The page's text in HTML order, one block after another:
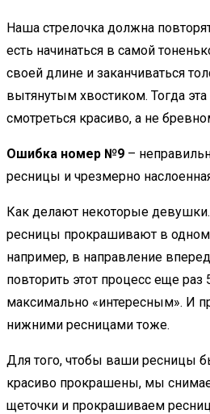
Наша стрелочка должна
есть начинаться в самой
своей длине и заканчиваться
вытянутым хвостиком. Тогда эта
смотреться красиво, а не
Ошибка номер №9 –
ресницы и чрезмерно
Как делают некоторые
ресницы прокрашивают в одном
например, в направление
повторить этот процесс еще
максимально «интересным». И
нижними ресницами тоже.
Для того, чтобы ваши ресницы
красиво прокрашены, мы
щеточки и прокрашиваем